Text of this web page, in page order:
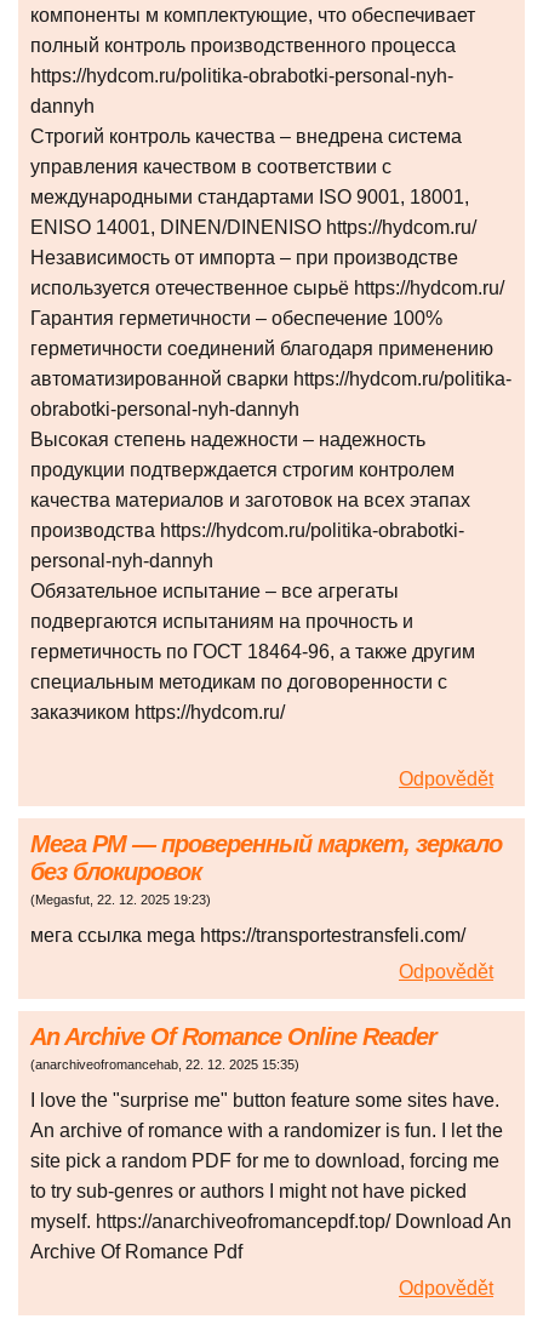
компоненты м комплектующие, что обеспечивает
полный контроль производственного процесса
https://hydcom.ru/politika-obrabotki-personal-nyh-
dannyh
Строгий контроль качества – внедрена система
управления качеством в соответствии с
международными стандартами ISO 9001, 18001,
ENISO 14001, DINEN/DINENISO https://hydcom.ru/
Независимость от импорта – при производстве
используется отечественное сырьё https://hydcom.ru/
Гарантия герметичности – обеспечение 100%
герметичности соединений благодаря применению
автоматизированной сварки https://hydcom.ru/politika-
obrabotki-personal-nyh-dannyh
Высокая степень надежности – надежность
продукции подтверждается строгим контролем
качества материалов и заготовок на всех этапах
производства https://hydcom.ru/politika-obrabotki-
personal-nyh-dannyh
Обязательное испытание – все агрегаты
подвергаются испытаниям на прочность и
герметичность по ГОСТ 18464-96, а также другим
специальным методикам по договоренности с
заказчиком https://hydcom.ru/
Odpovědět
Мега PM — проверенный маркет, зеркало
без блокировок
(Megasfut, 22. 12. 2025 19:23)
мега ссылка mega https://transportestransfeli.com/
Odpovědět
An Archive Of Romance Online Reader
(anarchiveofromancehab, 22. 12. 2025 15:35)
I love the "surprise me" button feature some sites have.
An archive of romance with a randomizer is fun. I let the
site pick a random PDF for me to download, forcing me
to try sub-genres or authors I might not have picked
myself. https://anarchiveofromancepdf.top/ Download An
Archive Of Romance Pdf
Odpovědět